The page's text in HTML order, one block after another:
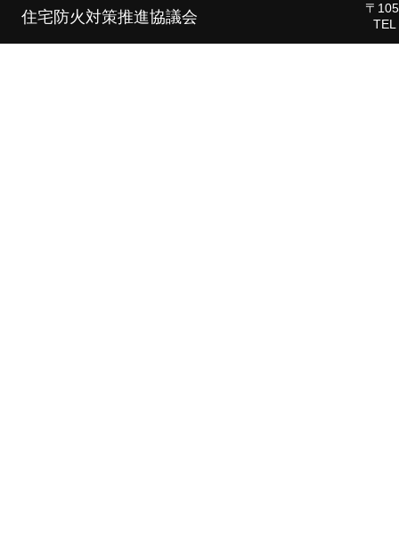
住宅防火対策推進協議会
〒